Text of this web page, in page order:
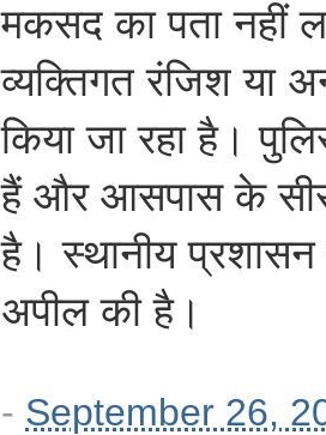
मकसद का पता नहीं
व्यक्तिगत रंजिश या
किया जा रहा है।
हैं और आसपास के
है। स्थानीय
अपील की है।
- September 26,